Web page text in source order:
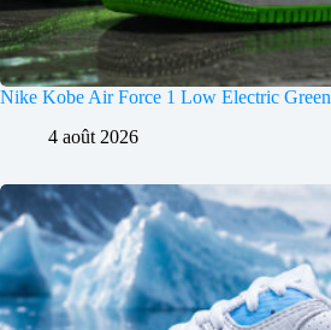
Nike Kobe Air Force 1 Low Electric Green
4 août 2026